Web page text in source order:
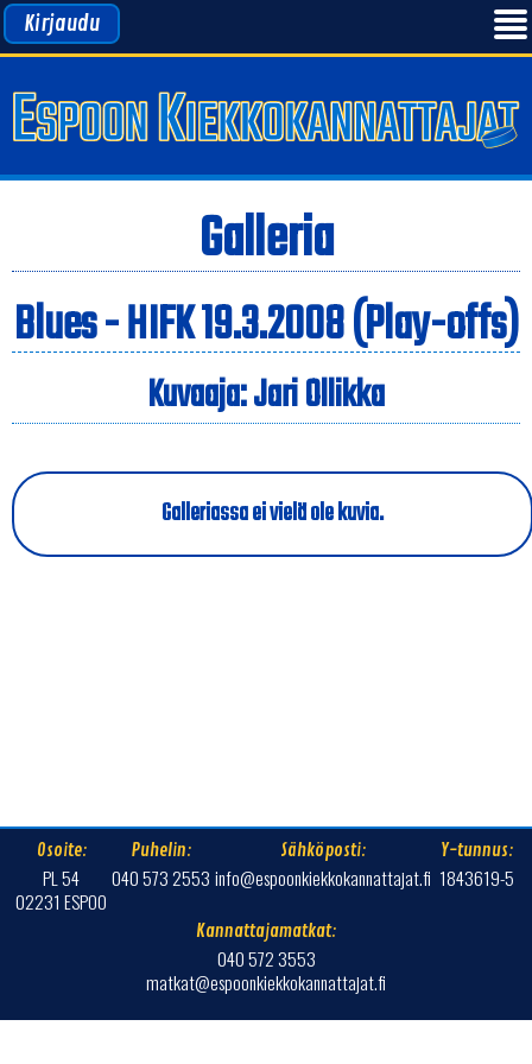
Kirjaudu
Galleria
Blues - HIFK 19.3.2008 (Play-offs)
Kuvaaja: Jari Ollikka
Galleriassa ei vielä ole kuvia.
Osoite:
PL 54
02231 ESPOO
Puhelin:
040 573 2553
Sähköposti:
info@espoonkiekkokannattajat.fi
Y-tunnus:
1843619-5
Kannattajamatkat:
040 572 3553
matkat@espoonkiekkokannattajat.fi